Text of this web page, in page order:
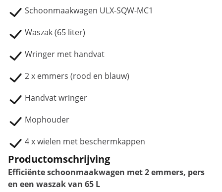
Schoonmaakwagen ULX-SQW-MC1
Waszak (65 liter)
Wringer met handvat
2 x emmers (rood en blauw)
Handvat wringer
Mophouder
4 x wielen met beschermkappen
Productomschrijving
Efficiënte schoonmaakwagen met 2 emmers, pers
en een waszak van 65 L